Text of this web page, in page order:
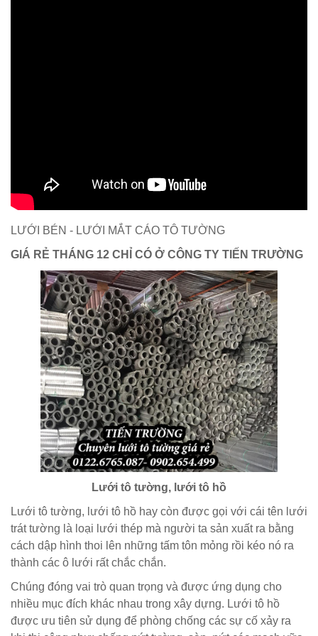
LƯỚI BÉN - LƯỚI MẮT CÁO TÔ TƯỜNG
GIÁ RẺ THÁNG 12 CHỈ CÓ Ở CÔNG TY TIẾN TRƯỜNG
Lưới tô tường, lưới tô hồ
Lưới tô tường, lưới tô hồ hay còn được gọi với cái tên lưới
trát tường là loại lưới thép mà người ta sản xuất ra bằng
cách dập hình thoi lên những tấm tôn mỏng rồi kéo nó ra
thành các ô lưới rất chắc chắn.
Chúng đóng vai trò quan trọng và được ứng dụng cho
nhiều mục đích khác nhau trong xây dựng. Lưới tô hồ
được ưu tiên sử dụng để phòng chống các sự cố xảy ra